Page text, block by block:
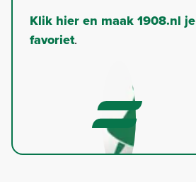
Klik hier en maak 1908.nl je
favoriet.